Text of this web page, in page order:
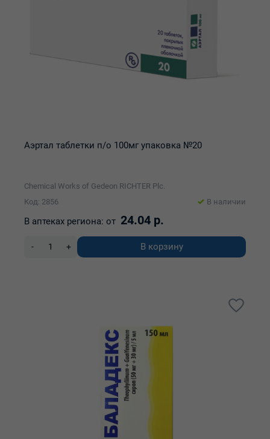
Аэртал таблетки п/о 100мг упаковка №20
Chemical Works of Gedeon RICHTER Plc.
Код: 2856
В наличии
В аптеках региона: от 24.04 р.
- + В корзину